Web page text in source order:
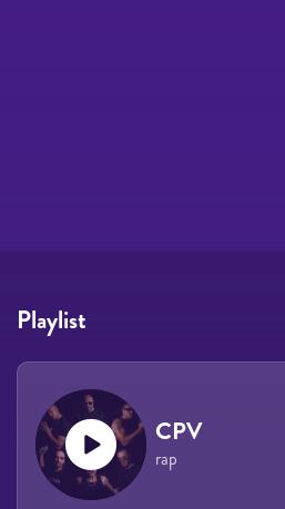
Playlist
CPV
rap